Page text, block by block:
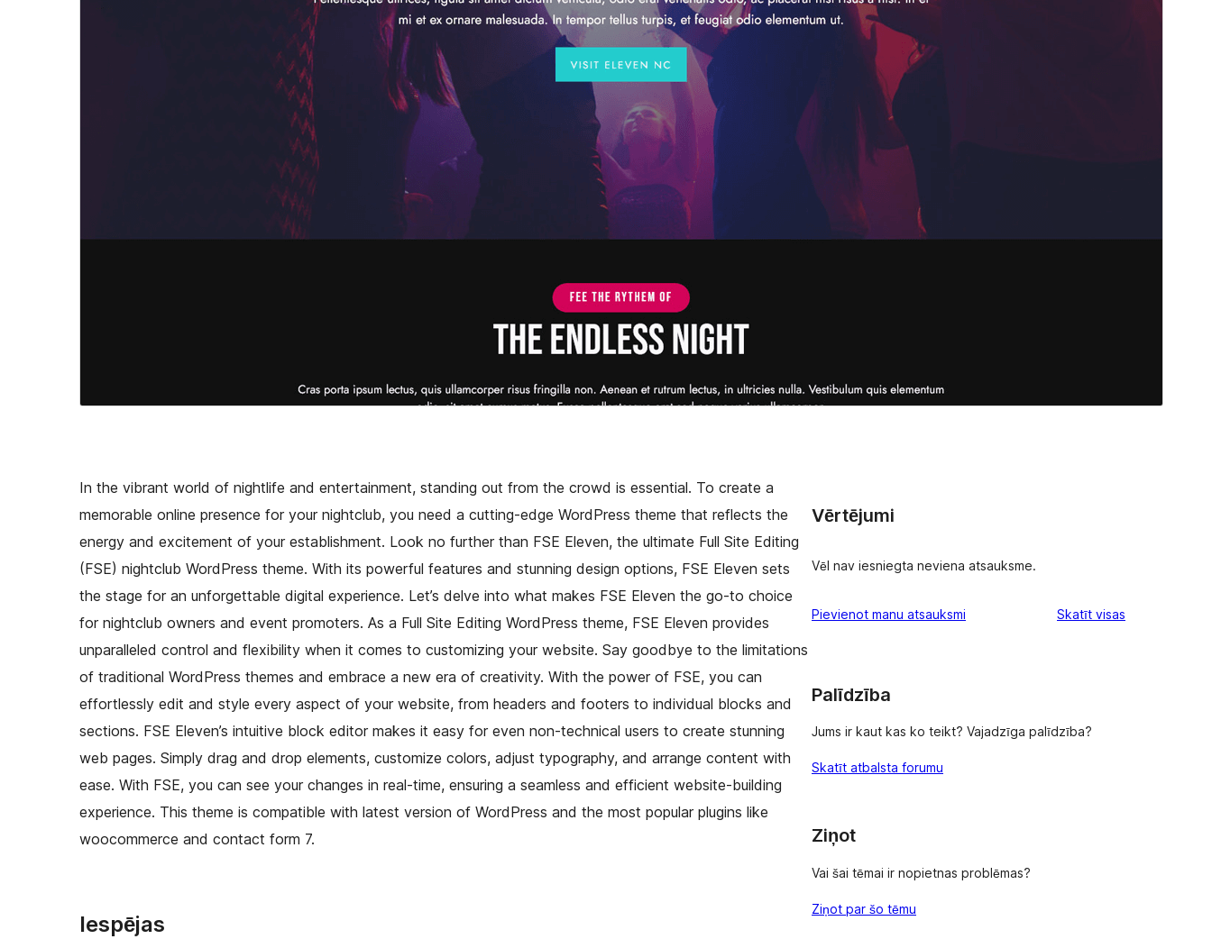
In the vibrant world of nightlife and entertainment, standing out from the crowd is essential. To create a
memorable online presence for your nightclub, you need a cutting-edge WordPress theme that reflects the
energy and excitement of your establishment. Look no further than FSE Eleven, the ultimate Full Site Editing
(FSE) nightclub WordPress theme. With its powerful features and stunning design options, FSE Eleven sets
the stage for an unforgettable digital experience. Let’s delve into what makes FSE Eleven the go-to choice
for nightclub owners and event promoters. As a Full Site Editing WordPress theme, FSE Eleven provides
unparalleled control and flexibility when it comes to customizing your website. Say goodbye to the limitations
of traditional WordPress themes and embrace a new era of creativity. With the power of FSE, you can
effortlessly edit and style every aspect of your website, from headers and footers to individual blocks and
sections. FSE Eleven’s intuitive block editor makes it easy for even non-technical users to create stunning
web pages. Simply drag and drop elements, customize colors, adjust typography, and arrange content with
ease. With FSE, you can see your changes in real-time, ensuring a seamless and efficient website-building
experience. This theme is compatible with latest version of WordPress and the most popular plugins like
woocommerce and contact form 7.
Iespējas
Vērtējumi
Vēl nav iesniegta neviena atsauksme.
Pievienot manu atsauksmi Skatīt visas
Palīdzība
Jums ir kaut kas ko teikt? Vajadzīga palīdzība?
Skatīt atbalsta forumu
Ziņot
Vai šai tēmai ir nopietnas problēmas?
Ziņot par šo tēmu